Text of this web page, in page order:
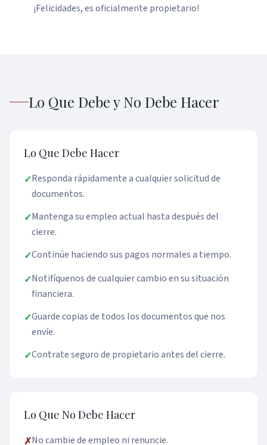
¡Felicidades, es oficialmente propietario!
Lo Que Debe y No Debe Hacer
Lo Que Debe Hacer
✓Responda rápidamente a cualquier solicitud de
documentos.
✓Mantenga su empleo actual hasta después del
cierre.
✓Continúe haciendo sus pagos normales a tiempo.
✓Notifíquenos de cualquier cambio en su situación
financiera.
✓Guarde copias de todos los documentos que nos
envíe.
✓Contrate seguro de propietario antes del cierre.
Lo Que No Debe Hacer
✗No cambie de empleo ni renuncie.